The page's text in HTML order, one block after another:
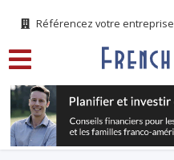
Référencez votre entreprise